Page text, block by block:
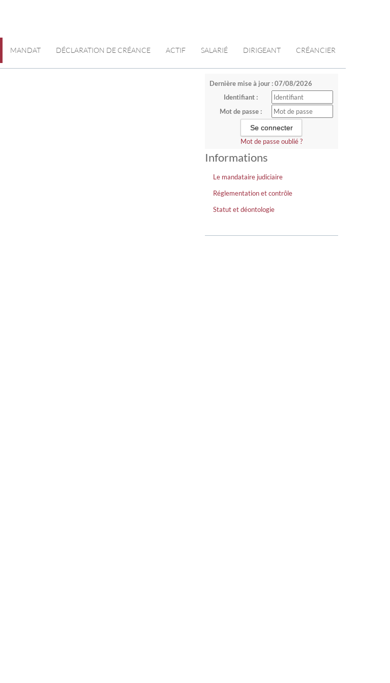
MANDAT DÉCLARATION DE CRÉANCE ACTIF SALARIÉ DIRIGEANT CRÉANCIER
Dernière mise à jour : 07/08/2026
Identifiant :
Mot de passe :
Mot de passe oublié ?
Informations
Le mandataire judiciaire
Réglementation et contrôle
Statut et déontologie